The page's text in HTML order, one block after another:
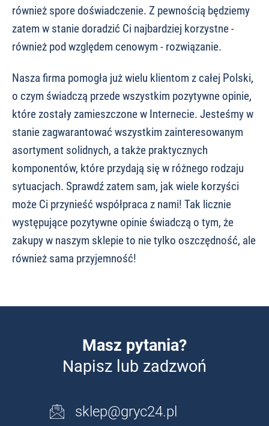
również spore doświadczenie. Z pewnością będziemy
zatem w stanie doradzić Ci najbardziej korzystne -
również pod względem cenowym - rozwiązanie.
Nasza firma pomogła już wielu klientom z całej Polski,
o czym świadczą przede wszystkim pozytywne opinie,
które zostały zamieszczone w Internecie. Jesteśmy w
stanie zagwarantować wszystkim zainteresowanym
asortyment solidnych, a także praktycznych
komponentów, które przydają się w różnego rodzaju
sytuacjach. Sprawdź zatem sam, jak wiele korzyści
może Ci przynieść współpraca z nami! Tak licznie
występujące pozytywne opinie świadczą o tym, że
zakupy w naszym sklepie to nie tylko oszczędność, ale
również sama przyjemność!
Masz pytania?
Napisz lub zadzwoń
sklep@gryc24.pl